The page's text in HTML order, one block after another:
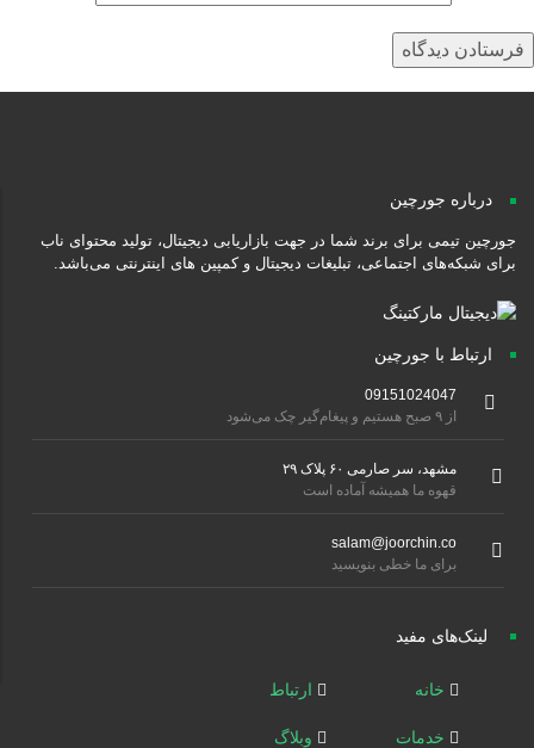
درباره جورچین
جورچین تیمی برای برند شما در جهت بازاریابی دیجیتال، تولید محتوای ناب
برای شبکه‌های اجتماعی، تبلیغات دیجیتال و کمپین های اینترنتی می‌باشد.
ارتباط با جورچین
09151024047
مشهد، سر صارمی ۶۰ پلاک ۲۹
قهوه ما همیشه آماده است
salam@joorchin.co
برای ما خطی بنویسید
لینک‌های مفید
خانه
خدمات
ارتباط
وبلاگ